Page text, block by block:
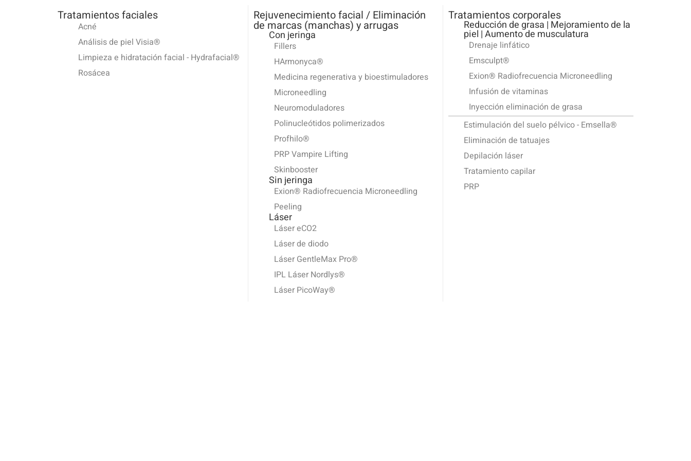
Tratamientos faciales
Acné
Análisis de piel Visia®
Limpieza e hidratación facial - Hydrafacial®
Rosácea
Rejuvenecimiento facial / Eliminación
de marcas (manchas) y arrugas
Con jeringa
Fillers
HArmonyca®
Medicina regenerativa y bioestimuladores
Microneedling
Neuromoduladores
Polinucleótidos polimerizados
Profhilo®
PRP Vampire Lifting
Skinbooster
Sin jeringa
Exion® Radiofrecuencia Microneedling
Peeling
Láser
Láser eCO2
Láser de diodo
Láser GentleMax Pro®
IPL Láser Nordlys®
Láser PicoWay®
Tratamientos corporales
Reducción de grasa | Mejoramiento de la
piel | Aumento de musculatura
Drenaje linfático
Emsculpt®
Exion® Radiofrecuencia Microneedling
Infusión de vitaminas
Inyección eliminación de grasa
Estimulación del suelo pélvico - Emsella®
Eliminación de tatuajes
Depilación láser
Tratamiento capilar
PRP